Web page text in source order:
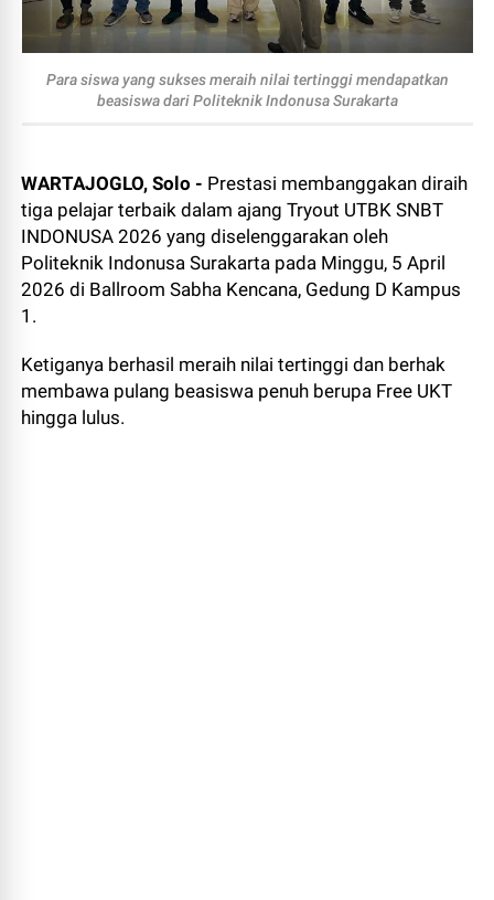
Para siswa yang sukses meraih nilai tertinggi mendapatkan
beasiswa dari Politeknik Indonusa Surakarta
WARTAJOGLO, Solo - Prestasi membanggakan diraih
tiga pelajar terbaik dalam ajang Tryout UTBK SNBT
INDONUSA 2026 yang diselenggarakan oleh
Politeknik Indonusa Surakarta pada Minggu, 5 April
2026 di Ballroom Sabha Kencana, Gedung D Kampus
1.
Ketiganya berhasil meraih nilai tertinggi dan berhak
membawa pulang beasiswa penuh berupa Free UKT
hingga lulus.